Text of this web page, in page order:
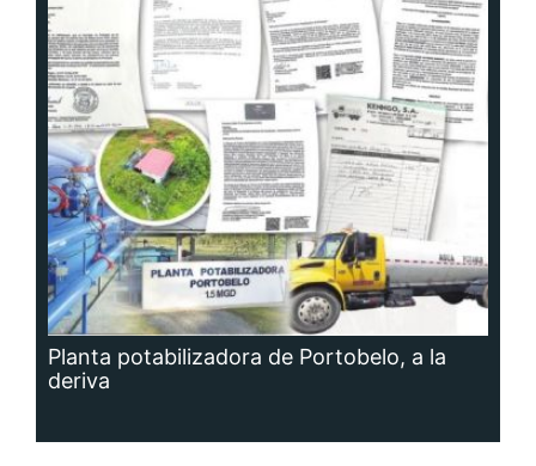
Planta potabilizadora de Portobelo, a la
deriva